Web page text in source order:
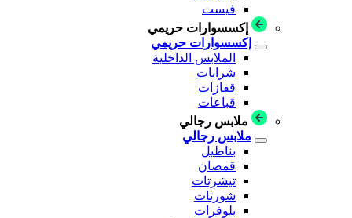
فيست
إكسسوارات حريمي
إكسسوارات حريمي
الملابس الداخلية
شرابات
قفازات
قباعات
ملابس رجالي
ملابس رجالي
بناطيل
قمصان
تيشرتات
شورتات
بلوفرات